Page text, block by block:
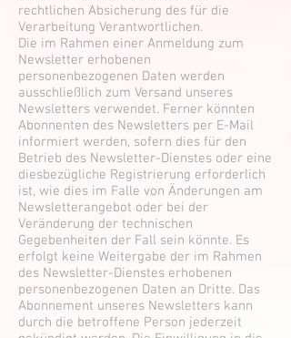
rechtlichen Absicherung des für die
Verarbeitung Verantwortlichen.
Die im Rahmen einer Anmeldung zum
Newsletter erhobenen
personenbezogenen Daten werden
ausschließlich zum Versand unseres
Newsletters verwendet. Ferner könnten
Abonnenten des Newsletters per E-Mail
informiert werden, sofern dies für den
Betrieb des Newsletter-Dienstes oder eine
diesbezügliche Registrierung erforderlich
ist, wie dies im Falle von Änderungen am
Newsletterangebot oder bei der
Veränderung der technischen
Gegebenheiten der Fall sein könnte. Es
erfolgt keine Weitergabe der im Rahmen
des Newsletter-Dienstes erhobenen
personenbezogenen Daten an Dritte. Das
Abonnement unseres Newsletters kann
durch die betroffene Person jederzeit